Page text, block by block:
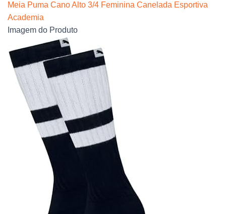
Meia Puma Cano Alto 3/4 Feminina Canelada Esportiva
Academia
Imagem do Produto